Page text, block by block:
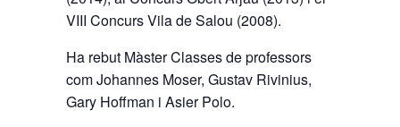
VIII Concurs Vila de Salou (2008).
Ha rebut Màster Classes de professors
com Johannes Moser, Gustav Rivinius,
Gary Hoffman i Asier Polo.